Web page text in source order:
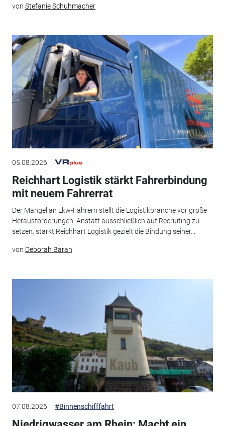
von Stefanie Schuhmacher
05.08.2026
Reichhart Logistik stärkt Fahrerbindung
mit neuem Fahrerrat
Der Mangel an Lkw-Fahrern stellt die Logistikbranche vor große
Herausforderungen. Anstatt ausschließlich auf Recruiting zu
setzen, stärkt Reichhart Logistik gezielt die Bindung seiner...
von Deborah Baran
07.08.2026 #Binnenschifffahrt